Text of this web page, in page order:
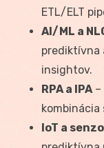
ETL/ELT
AI/ML a
prediktívna
insightov.
RPA a IPA–
kombinácia
IoT a